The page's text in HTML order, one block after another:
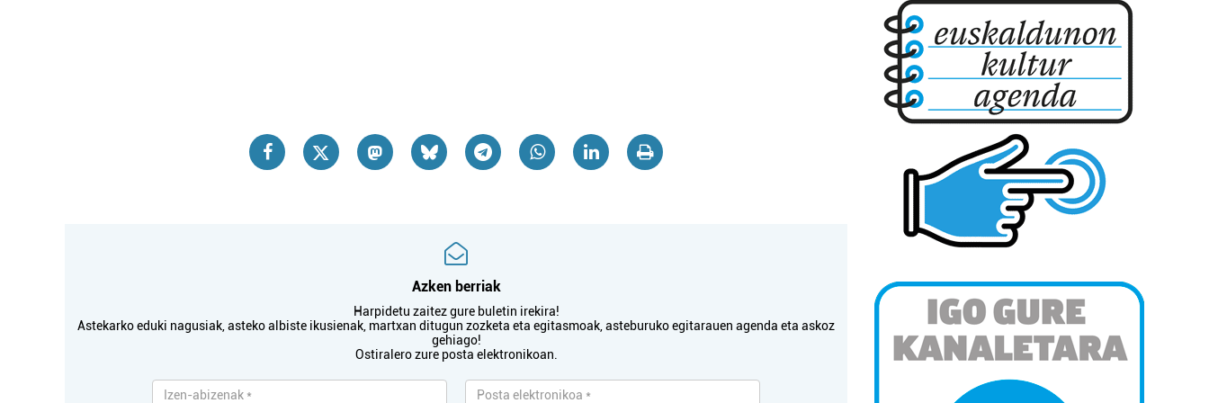
Azken berriak
Harpidetu zaitez gure buletin irekira!
Astekarko eduki nagusiak, asteko albiste ikusienak, martxan ditugun zozketa eta egitasmoak, asteburuko egitarauen agenda eta askoz
gehiago!
Ostiralero zure posta elektronikoan.